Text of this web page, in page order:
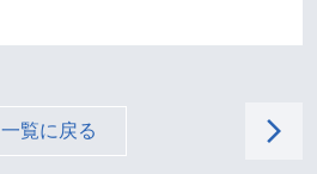
一覧に戻る arrow_forward_ios